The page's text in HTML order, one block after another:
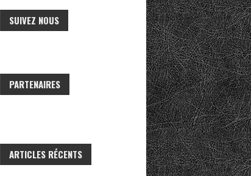
SUIVEZ NOUS
PARTENAIRES
ARTICLES RÉCENTS